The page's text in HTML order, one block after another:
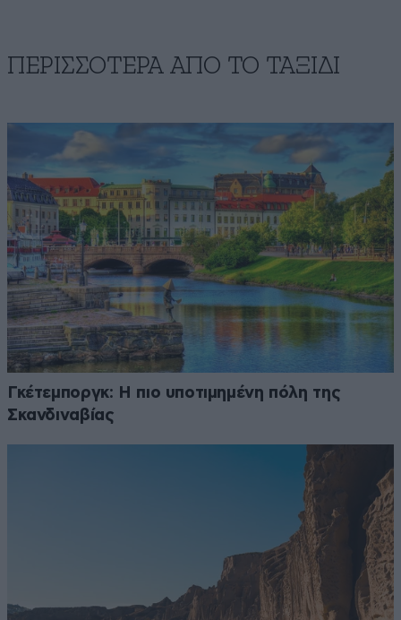
ΠΕΡΙΣΣΟΤΕΡΑ ΑΠΟ TO ΤΑΞΙΔΙ
Γκέτεμποργκ: Η πιο υποτιμημένη πόλη της
Σκανδιναβίας